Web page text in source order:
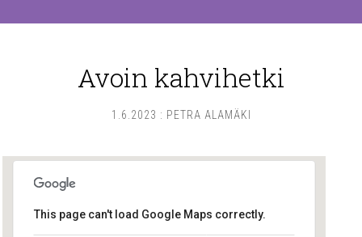
Avoin kahvihetki
1.6.2023 : PETRA ALAMÄKI
This page can't load Google Maps correctly.